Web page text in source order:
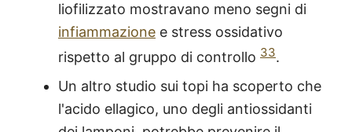
liofilizzato mostravano meno segni di
infiammazione e stress ossidativo
rispetto al gruppo di controllo 33.
Un altro studio sui topi ha scoperto che
l'acido ellagico, uno degli antiossidanti